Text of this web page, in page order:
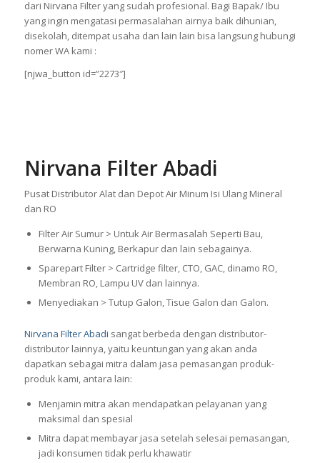
dari Nirvana Filter yang sudah profesional. Bagi Bapak/ Ibu
yang ingin mengatasi permasalahan airnya baik dihunian,
disekolah, ditempat usaha dan lain lain bisa langsung hubungi
nomer WA kami :
[njwa_button id=”2273″]
Nirvana Filter Abadi
Pusat Distributor Alat dan Depot Air Minum Isi Ulang Mineral
dan RO
Filter Air Sumur > Untuk Air Bermasalah Seperti Bau,
Berwarna Kuning, Berkapur dan lain sebagainya.
Sparepart Filter > Cartridge filter, CTO, GAC, dinamo RO,
Membran RO, Lampu UV dan lainnya.
Menyediakan > Tutup Galon, Tisue Galon dan Galon.
Nirvana Filter Abadi sangat berbeda dengan distributor-
distributor lainnya, yaitu keuntungan yang akan anda
dapatkan sebagai mitra dalam jasa pemasangan produk-
produk kami, antara lain:
Menjamin mitra akan mendapatkan pelayanan yang
maksimal dan spesial
Mitra dapat membayar jasa setelah selesai pemasangan,
jadi konsumen tidak perlu khawatir